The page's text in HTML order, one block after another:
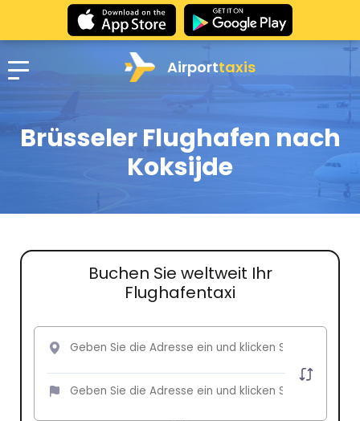
Airporttaxis
Brüsseler Flughafen nach
Koksijde
Buchen Sie weltweit Ihr
Flughafentaxi